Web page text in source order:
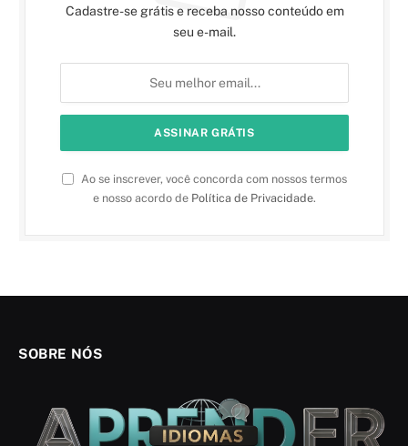
Cadastre-se grátis e receba nosso conteúdo em
seu e-mail.
Ao se inscrever, você concorda com nossos termos
e nosso acordo de Política de Privacidade.
SOBRE NÓS